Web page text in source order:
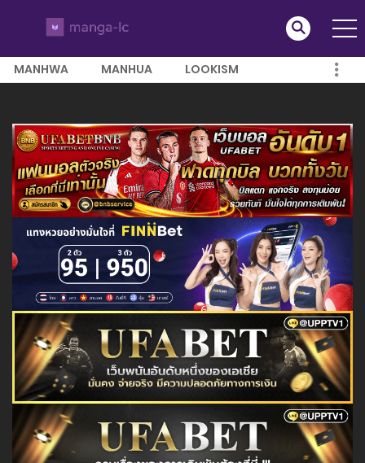
MANHWA MANHUA LOOKISM